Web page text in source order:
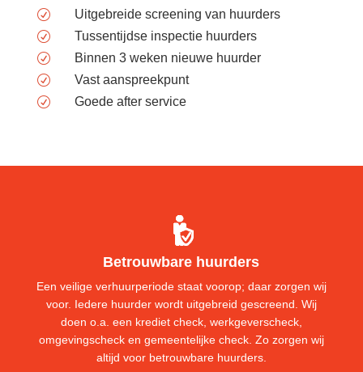
R Uitgebreide screening van huurders
R Tussentijdse inspectie huurders
R Binnen 3 weken nieuwe huurder
R Vast aanspreekpunt
R Goede after service
Betrouwbare huurders
Een veilige verhuurperiode staat voorop; daar zorgen wij
voor. Iedere huurder wordt uitgebreid gescreend. Wij
doen o.a. een krediet check, werkgeverscheck,
omgevingscheck en gemeentelijke check. Zo zorgen wij
altijd voor betrouwbare huurders.